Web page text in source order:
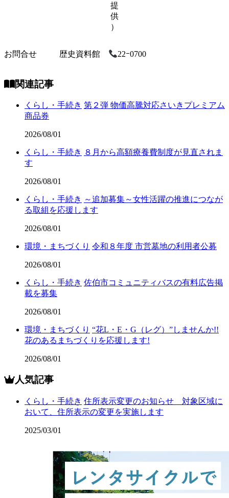
提
供
）
お問合せ 歴史資料館 22ｰ0700
関連記事
くらし・手続き 第２弾 物価高騰対応さいきプレミアム
商品券
2026/08/01
くらし・手続き ８月から高額療養費制度が見直されま
す
2026/08/01
くらし・手続き ～追加募集～女性活躍の推進につなが
る取組を応援します
2026/08/01
環境・まちづくり 令和８年度 市営墓地の利用者公募
2026/08/01
くらし・手続き 佐伯市コミュニティバスの有料広告掲
載を募集
2026/08/01
環境・まちづくり “花L・E・G（レグ）”しませんか!!
花のあるまちづくりを応援します!
2026/08/01
人気記事
くらし・手続き 住所表示変更のお知らせ 対象区域に
おいて、住所表示の変更を実施します
2025/03/01